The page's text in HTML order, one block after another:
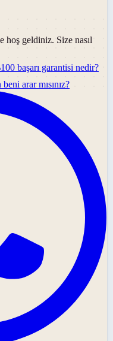
hoş geldiniz. Size nasıl
başarı garantisi nedir?
arar mısınız?